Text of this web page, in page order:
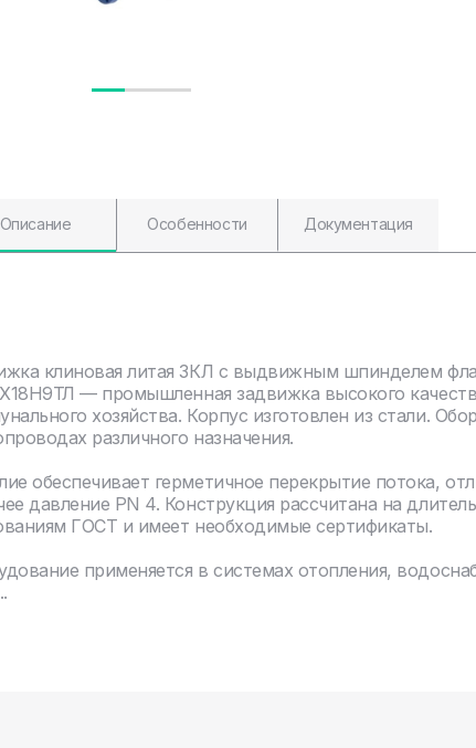
Описание Особенности Документация
клиновая литая ЗКЛ с выдвижным шпинделем
— промышленная задвижка высокого
хозяйства. Корпус изготовлен из стали.
различного назначения.
обеспечивает герметичное перекрытие потока,
давление PN 4. Конструкция рассчитана на
ГОСТ и имеет необходимые сертификаты.
применяется в системах отопления,